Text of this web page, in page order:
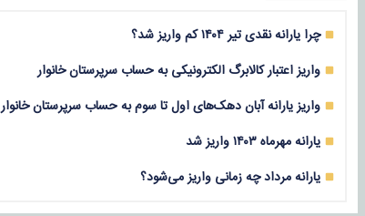
چرا یارانه نقدی تیر ۱۴۰۴ کم واریز شد؟
واریز اعتبار کالابرگ الکترونیکی به حساب سرپرستان خانوار
واریز یارانه آبان دهک‌های اول تا سوم به حساب سرپرستان خانوار
یارانه مهرماه ۱۴۰۳ واریز شد
یارانه مرداد چه زمانی واریز می‌شود؟